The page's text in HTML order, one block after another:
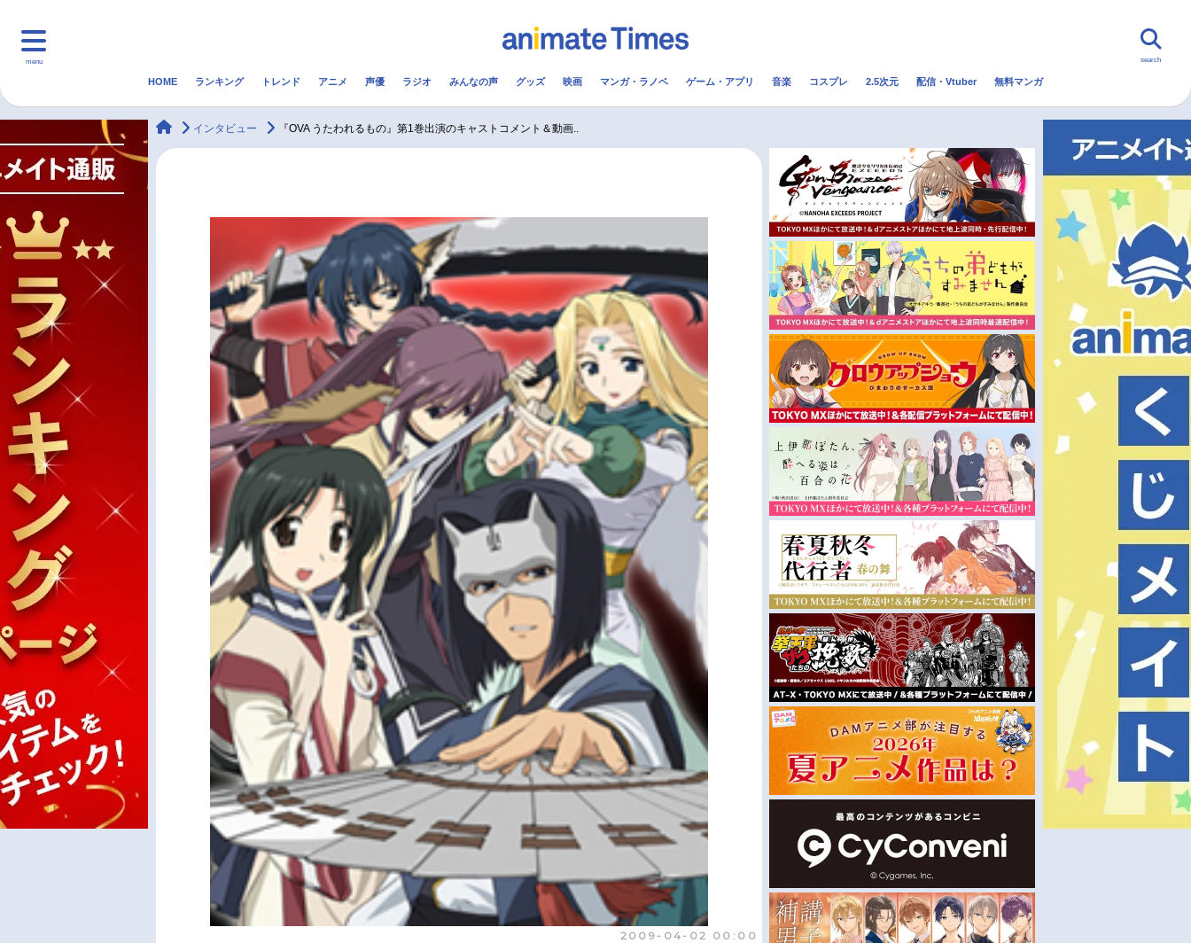
menu
マンガ・ラノベ 配信・Vtuber トレンド 無料マンガ
最新記事一覧
アニメ記事一覧
声優記事一覧
アニメ映画一覧
実写化映画一覧
男性声優/女性声優一覧
今期アニメ曜日別一覧
春アニメ
夏アニメ
秋アニメ
冬アニメ
FOLLOW US
search
HOME ランキング トレンド アニメ 声優 ラジオ みんなの声 グッズ 映画 マンガ・ラノベ ゲーム・アプリ 音楽 コスプレ 2.5次元 配信・Vtuber 無料マンガ
animateTimes
インタビュー 『OVA うたわれるもの』第1巻出演のキャストコメント＆動画..
2009-04-02 00:00